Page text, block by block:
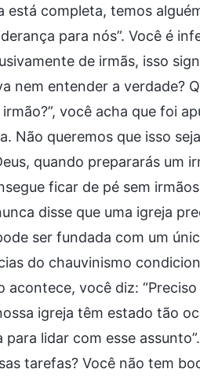
está completa, temos
para nós”. Você é
de irmãs, isso
nem entender a verdade?
você acha que foi
Não queremos que isso
quando prepararás um
ficar de pé sem
disse que uma igreja
ser fundada com um
do chauvinismo
você diz:
igreja têm estado tão
lidar com esse
tarefas? Você não tem